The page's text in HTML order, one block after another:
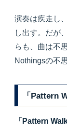
演奏は疾走し
し出す。だが
らも、曲は不
Nothingsの不
「Pattern
「Pattern